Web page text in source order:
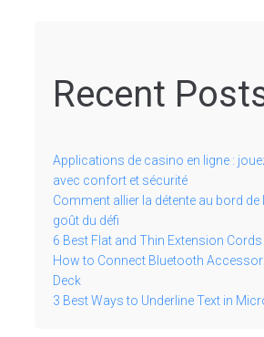
Recent
Applications de casino en ligne :
avec confort et sécurité
Comment allier la détente au bord de
goût du défi
6 Best Flat and Thin Extension
How to Connect Bluetooth
Deck
3 Best Ways to Underline Text in